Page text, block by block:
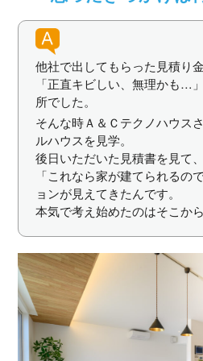
他社で出してもらった見積り
「正直キビしい、無理かも…
所でした。
そんな時Ａ＆Ｃテクノハウス
ルハウスを見学。
後日いただいた見積書を見て
「これなら家が建てられるの
ョンが見えてきたんです。
本気で考え始めたのはそこから